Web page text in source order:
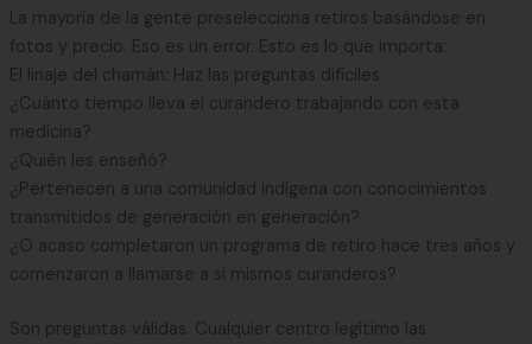
La mayoría de la gente preselecciona retiros basándose en
fotos y precio. Eso es un error. Esto es lo que importa:
El linaje del chamán: Haz las preguntas difíciles
¿Cuánto tiempo lleva el curandero trabajando con esta
medicina?
¿Quién les enseñó?
¿Pertenecen a una comunidad indígena con conocimientos
transmitidos de generación en generación?
¿O acaso completaron un programa de retiro hace tres años y
comenzaron a llamarse a sí mismos curanderos?
Son preguntas válidas. Cualquier centro legítimo las